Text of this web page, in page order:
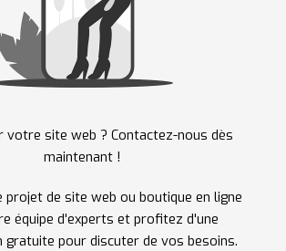
votre site web ? Contactez-nous dès
maintenant !
projet de site web ou boutique en ligne
équipe d'experts et profitez d'une
pour discuter de vos besoins.